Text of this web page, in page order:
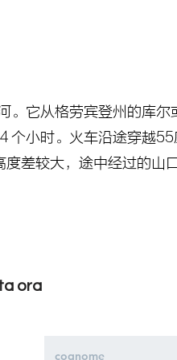
。它从格劳宾登州的库尔
个小时。火车沿途穿越
差较大，途中经过的山
ora